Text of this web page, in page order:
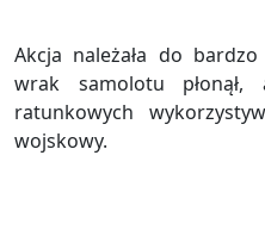
Akcja należała do
wrak samolotu
ratunkowych
wojskowy.